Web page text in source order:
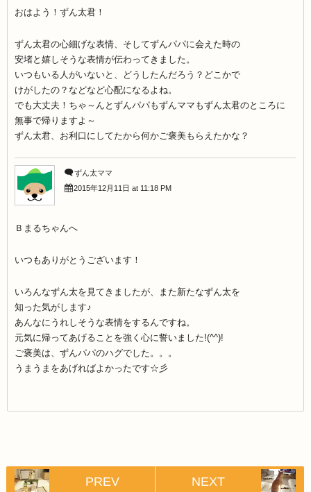
おはよう！ずん太君！
ずん太君の心細げな表情、そしてずんパパに会えた時の
安堵と嬉しそうな表情が伝わってきました。
いつもいる人がいないと、どうしたんだろう？どこかで
けがしたの？などなど心配になるよね。
でも大丈夫！ちゃ～んとずんパパもずんママもずん太君のところに
無事で帰りますよ～
ずん太君、お利口にしてたから何かご褒美もらえたかな？
ずん太ママ
2015年12月11日 at 11:18 PM
Ｂまるちゃんへ
いつもありがとうございます！
いろんなずん太を見てきましたが、また新たなずん太を
知った気がします♪
あんなにうれしそうな表情をするんですね。
元気に帰ってあげることを強く心に誓いました!(^^)!
ご褒美は、ずんパパのハグでした。。。
うまうまをあげればよかったです☆彡
PREV NEXT